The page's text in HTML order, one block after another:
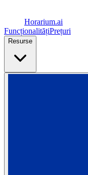
Horarium.ai
FuncționalitățiPrețuri
Resurse